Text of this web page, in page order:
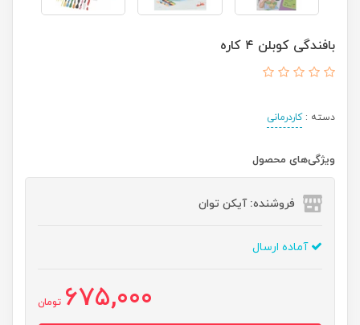
بافندگی کوبلن ۴ کاره
دسته :کاردرمانی
ویژگی‌های محصول
فروشنده: آیکن توان
آماده ارسال
675,000 تومان